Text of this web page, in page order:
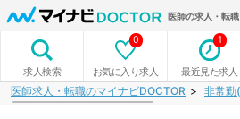
医師の求人・転
求人検索 お気に入り求人
0
最近見た求人
1
医師求人・転職のマイナビDOCTOR 非常勤